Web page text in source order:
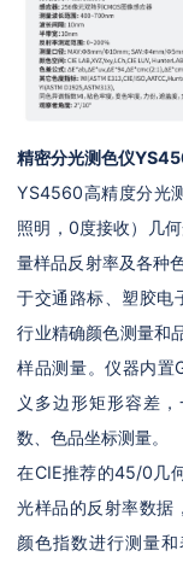
精密分光测色仪
YS4560高精度分光
照明，0度接收）几
量样品反射率及各种
于交通路标、塑胶电
行业精确颜色测量和
样品测量。仪器内
义多边形矩形容差
数、色品坐标测量。
在CIE推荐的45/0几
光样品的反射率数据
颜色指数进行测量